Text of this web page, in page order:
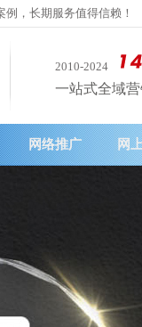
，长期服务值得信赖！
2010-2024
一站式全域营
网络推广 网